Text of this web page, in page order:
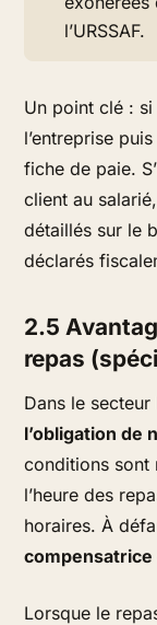
l’URSSAF.
Un point clé :
l’entreprise
fiche de paie.
client au
détaillés sur le
déclarés
2.5
repas
Dans le secteur
l’obligation de
conditions sont
l’heure des
horaires. À
compensatrice
Lorsque le